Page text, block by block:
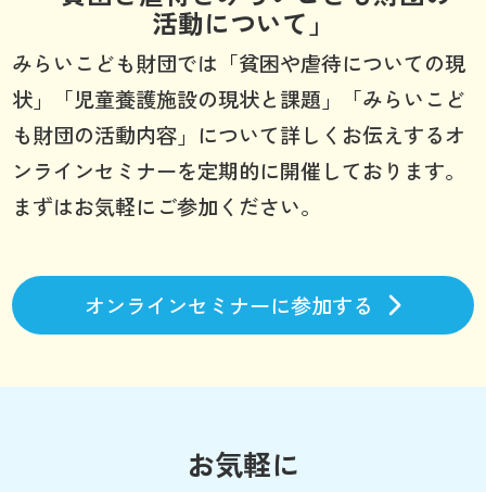
活動について」
みらいこども財団では「貧困や虐待についての現
状」「児童養護施設の現状と課題」「みらいこど
も財団の活動内容」について詳しくお伝えするオ
ンラインセミナーを定期的に開催しております。
まずはお気軽にご参加ください。
オンラインセミナーに参加する
お気軽に